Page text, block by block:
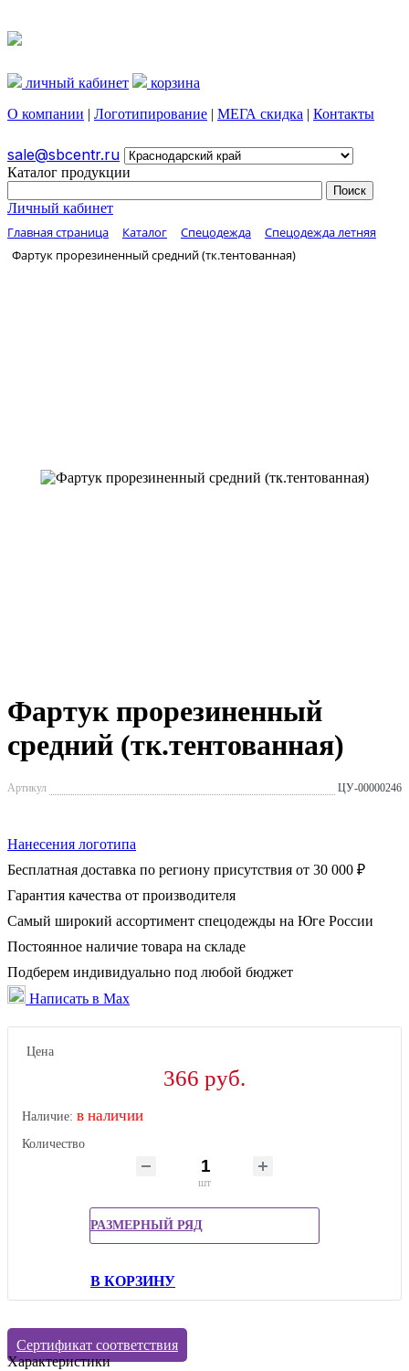
личный кабинет
корзина
О компании | Логотипирование | МЕГА скидка | Контакты
sale@sbcentr.ru
Каталог продукции
Личный кабинет
Главная страница Каталог Спецодежда
Спецодежда летняя
Фартук прорезиненный средний (тк.тентованная)
Фартук прорезиненный
средний (тк.тентованная)
Артикул ЦУ-00000246
Нанесения логотипа
Бесплатная доставка по региону присутствия от 30 000 ₽
Гарантия качества от производителя
Самый широкий ассортимент спецодежды на Юге России
Постоянное наличие товара на складе
Подберем индивидуально под любой бюджет
Написать в Max
Цена
366 руб.
Наличие: в наличии
Количество
шт
РАЗМЕРНЫЙ РЯД
В КОРЗИНУ
Сертификат соответствия
Характеристики